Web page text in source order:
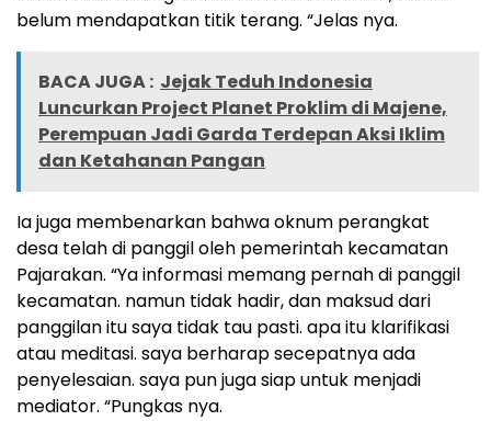
belum mendapatkan titik terang. “Jelas nya.
BACA JUGA : Jejak Teduh Indonesia
Luncurkan Project Planet Proklim di Majene,
Perempuan Jadi Garda Terdepan Aksi Iklim
dan Ketahanan Pangan
Ia juga membenarkan bahwa oknum perangkat
desa telah di panggil oleh pemerintah kecamatan
Pajarakan. “Ya informasi memang pernah di panggil
kecamatan. namun tidak hadir, dan maksud dari
panggilan itu saya tidak tau pasti. apa itu klarifikasi
atau meditasi. saya berharap secepatnya ada
penyelesaian. saya pun juga siap untuk menjadi
mediator. “Pungkas nya.